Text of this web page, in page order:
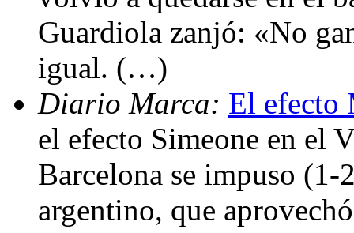
Guardiola zanjó: «No
igual. (…)
Diario Marca: El efecto
el efecto Simeone en el
Barcelona se impuso (1-
argentino, que